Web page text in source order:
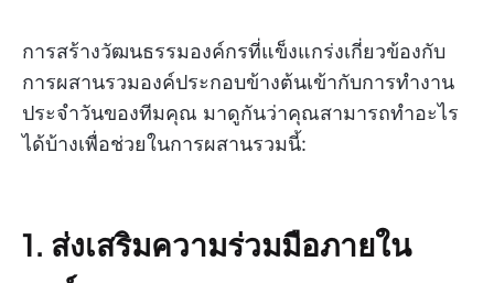
การสร้างวัฒนธรรมองค์กรที่แข็งแกร่งเกี่ยวข้องกับ
การผสานรวมองค์ประกอบข้างต้นเข้ากับการทำงาน
ประจำวันของทีมคุณ มาดูกันว่าคุณสามารถทำอะไร
ได้บ้างเพื่อช่วยในการผสานรวมนี้:
1. ส่งเสริมความร่วมมือภายใน